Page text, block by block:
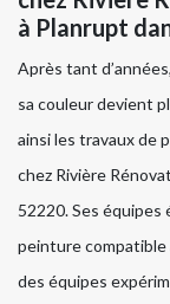
à Planrupt
Après tant
sa couleur devient
ainsi les travaux de
chez Rivière
52220. Ses
peinture compatible
des équipes